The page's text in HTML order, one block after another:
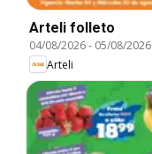
Arteli folleto
04/08/2026- 05/08/2026
Arteli